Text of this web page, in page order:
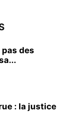
des
: la justice